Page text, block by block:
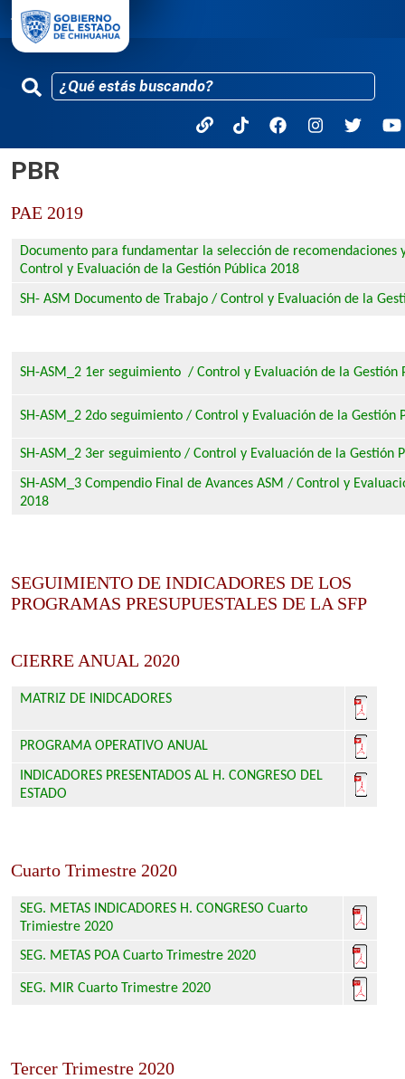
PBR
PAE 2019
Documento para fundamentar la selección de recomendaciones
Control y Evaluación de la Gestión Pública 2018
SH- ASM Documento de Trabajo / Control y Evaluación de la
SH-ASM_2 1er seguimiento / Control y Evaluación de la Gestión
SH-ASM_2 2do seguimiento / Control y Evaluación de la Gestión
SH-ASM_2 3er seguimiento / Control y Evaluación de la Gestión
SH-ASM_3 Compendio Final de Avances ASM / Control y
2018
SEGUIMIENTO DE INDICADORES DE LOS
PROGRAMAS PRESUPUESTALES DE LA SFP
CIERRE ANUAL 2020
MATRIZ DE INIDCADORES
PROGRAMA OPERATIVO ANUAL
INDICADORES PRESENTADOS AL H. CONGRESO DEL
ESTADO
Cuarto Trimestre 2020
SEG. METAS INDICADORES H. CONGRESO Cuarto
Trimiestre 2020
SEG. METAS POA Cuarto Trimestre 2020
SEG. MIR Cuarto Trimestre 2020
Tercer Trimestre 2020